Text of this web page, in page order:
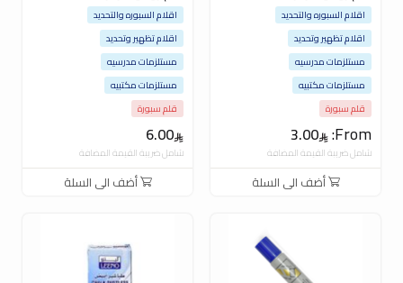
From:
3.00
اقلام السبوره والتحديد
اقلام تظهير وتحديد
مستلزمات مدرسيه
مستلزمات مكتبيه
قلم سبورة
شامل ضريبة القيمة المضافة
أضف الى السلة
6.00
اقلام السبوره والتحديد
اقلام تظهير وتحديد
مستلزمات مدرسيه
مستلزمات مكتبيه
قلم سبورة
شامل ضريبة القيمة المضافة
أضف الى السلة